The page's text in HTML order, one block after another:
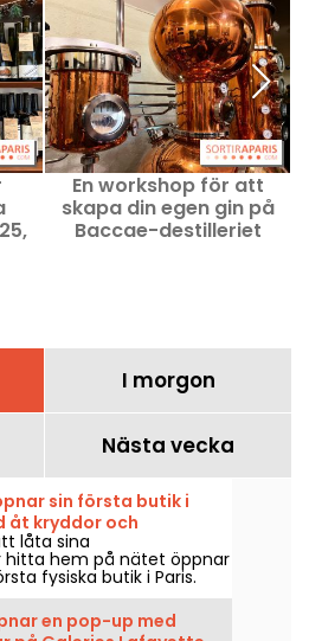
En workshop för att
skapa din egen gin på
Baccae-destilleriet
I morgon
Nästa vecka
sin första butik i
åt kryddor och
låta sina
hitta hem på nätet öppnar
fysiska butik i Paris.
2026 kommer
i Marché Saint-
med en
en pop-up med